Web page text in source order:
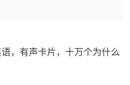
，有声卡片，十万个为什么